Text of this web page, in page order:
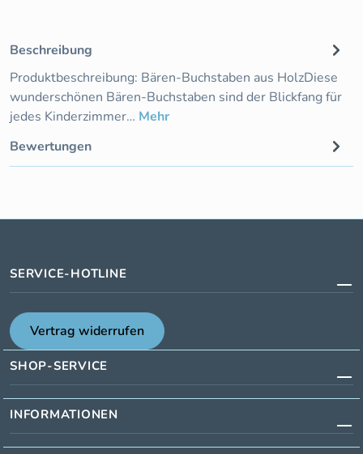
Beschreibung
Produktbeschreibung: Bären-Buchstaben aus HolzDiese
wunderschönen Bären-Buchstaben sind der Blickfang für
jedes Kinderzimmer… Mehr
Bewertungen
SERVICE-HOTLINE
Vertrag widerrufen
SHOP-SERVICE
INFORMATIONEN